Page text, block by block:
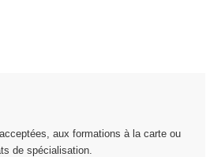
aux formations à la carte ou
de spécialisation.